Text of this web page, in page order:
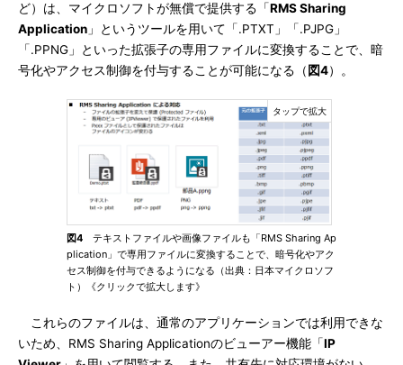
ど）は、マイクロソフトが無償で提供する「RMS Sharing
Application 」というツールを用いて「.PTXT」「.PJPG」
「.PPNG」といった拡張子の専用ファイルに変換することで、暗
号化やアクセス制御を付与することが可能になる（ 図4）。
図4 テキストファイルや画像ファイルも「RMS Sharing Ap
plication」で専用ファイルに変換することで、暗号化やアク
セス制御を付与できるようになる（出典：日本マイクロソフ
ト）《クリックで拡大します》
これらのファイルは、通常のアプリケーションでは利用できな
いため、RMS Sharing Applicationのビューアー機能「IP